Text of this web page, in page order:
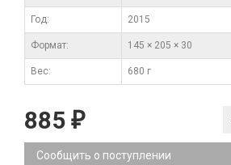
Год: 2015
Формат: 145 × 205 × 30
Вес: 680 г
885 ₽
Сообщить о поступлении